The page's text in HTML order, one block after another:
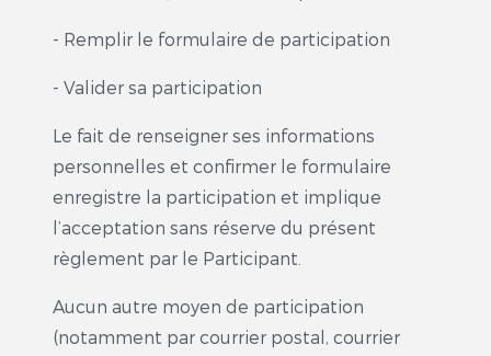
- Remplir le formulaire de participation
- Valider sa participation
Le fait de renseigner ses informations
personnelles et confirmer le formulaire
enregistre la participation et implique
l’acceptation sans réserve du présent
règlement par le Participant.
Aucun autre moyen de participation
(notamment par courrier postal, courrier